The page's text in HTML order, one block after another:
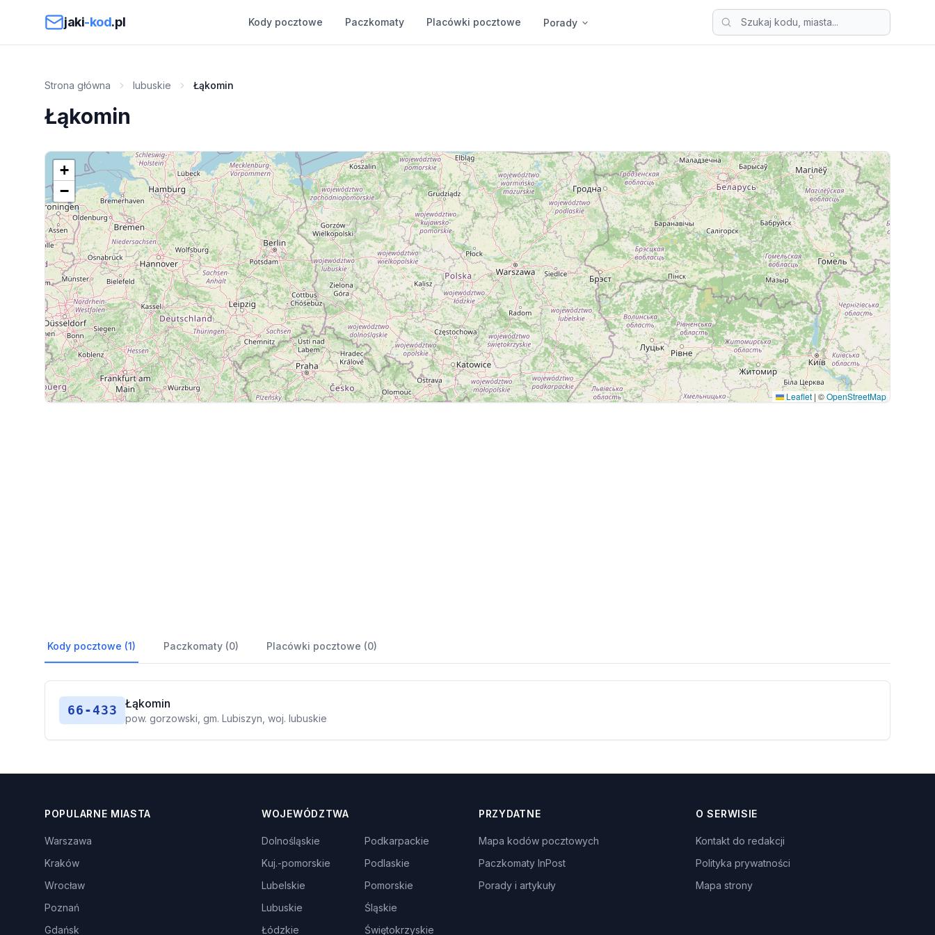
jaki-kod.pl Kody pocztowe Paczkomaty Placówki pocztowe Porady
Strona główna lubuskie Łąkomin
Łąkomin
+
−
Leaflet | ©OpenStreetMap
Kody pocztowe (1) Paczkomaty (0) Placówki pocztowe (0)
66-433 Łąkomin
pow. gorzowski, gm. Lubiszyn, woj. lubuskie
POPULARNE MIASTA
Warszawa
Kraków
Wrocław
Poznań
Gdańsk
WOJEWÓDZTWA
Dolnośląskie
Kuj.-pomorskie
Lubelskie
Lubuskie
Łódzkie
Podkarpackie
Podlaskie
Pomorskie
Śląskie
Świętokrzyskie
PRZYDATNE
Mapa kodów pocztowych
Paczkomaty InPost
Porady i artykuły
O SERWISIE
Kontakt do redakcji
Polityka prywatności
Mapa strony